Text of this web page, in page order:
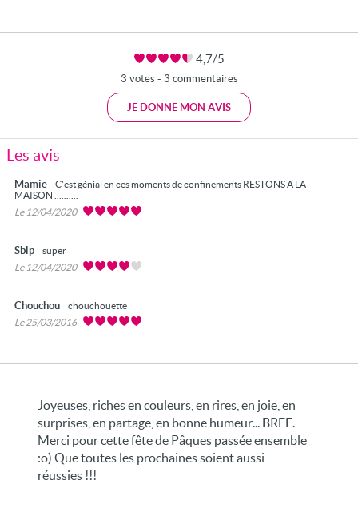
4,7/5
3 votes - 3 commentaires
JE DONNE MON AVIS
Les avis
Mamie
C'est génial en ces moments de confinements RESTONS A LA
MAISON ..........
Le 12/04/2020
Sblp
super
Le 12/04/2020
Chouchou
chouchouette
Le 25/03/2016
Joyeuses, riches en couleurs, en rires, en joie, en
surprises, en partage, en bonne humeur... BREF.
Merci pour cette fête de Pâques passée ensemble
:o) Que toutes les prochaines soient aussi
réussies !!!